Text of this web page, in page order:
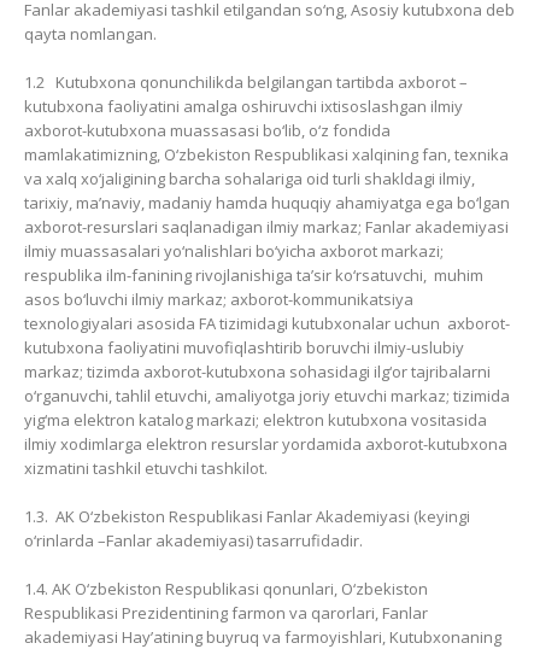
Fanlar akademiyasi tashkil etilgandan so‘ng, Asosiy kutubxona deb
qayta nomlangan.
1.2 Kutubxona qonunchilikda belgilangan tartibda axborot –
kutubxona faoliyatini amalga oshiruvchi ixtisoslashgan ilmiy
axborot-kutubxona muassasasi bo‘lib, o‘z fondida
mamlakatimizning, O‘zbekiston Respublikasi xalqining fan, texnika
va xalq xo‘jaligining barcha sohalariga oid turli shakldagi ilmiy,
tarixiy, ma’naviy, madaniy hamda huquqiy ahamiyatga ega bo‘lgan
axborot-resurslari saqlanadigan ilmiy markaz; Fanlar akademiyasi
ilmiy muassasalari yo‘nalishlari bo‘yicha axborot markazi;
respublika ilm-fanining rivojlanishiga ta’sir ko‘rsatuvchi, muhim
asos bo‘luvchi ilmiy markaz; axborot-kommunikatsiya
texnologiyalari asosida FA tizimidagi kutubxonalar uchun axborot-
kutubxona faoliyatini muvofiqlashtirib boruvchi ilmiy-uslubiy
markaz; tizimda axborot-kutubxona sohasidagi ilg‘or tajribalarni
o‘rganuvchi, tahlil etuvchi, amaliyotga joriy etuvchi markaz; tizimida
yig‘ma elektron katalog markazi; elektron kutubxona vositasida
ilmiy xodimlarga elektron resurslar yordamida axborot-kutubxona
xizmatini tashkil etuvchi tashkilot.
1.3. AK O‘zbekiston Respublikasi Fanlar Akademiyasi (keyingi
o‘rinlarda –Fanlar akademiyasi) tasarrufidadir.
1.4. AK O‘zbekiston Respublikasi qonunlari, O‘zbekiston
Respublikasi Prezidentining farmon va qarorlari, Fanlar
akademiyasi Hay’atining buyruq va farmoyishlari, Kutubxonaning